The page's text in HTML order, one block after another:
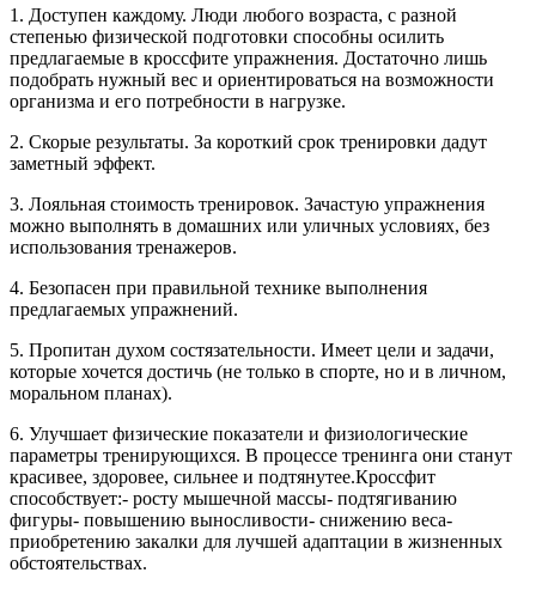
1. Доступен каждому. Люди любого возраста, с разной
степенью физической подготовки способны осилить
предлагаемые в кроссфите упражнения. Достаточно лишь
подобрать нужный вес и ориентироваться на возможности
организма и его потребности в нагрузке.
2. Скорые результаты. За короткий срок тренировки дадут
заметный эффект.
3. Лояльная стоимость тренировок. Зачастую упражнения
можно выполнять в домашних или уличных условиях, без
использования тренажеров.
4. Безопасен при правильной технике выполнения
предлагаемых упражнений.
5. Пропитан духом состязательности. Имеет цели и задачи,
которые хочется достичь (не только в спорте, но и в личном,
моральном планах).
6. Улучшает физические показатели и физиологические
параметры тренирующихся. В процессе тренинга они станут
красивее, здоровее, сильнее и подтянутее.Кроссфит
способствует:- росту мышечной массы- подтягиванию
фигуры- повышению выносливости- снижению веса-
приобретению закалки для лучшей адаптации в жизненных
обстоятельствах.